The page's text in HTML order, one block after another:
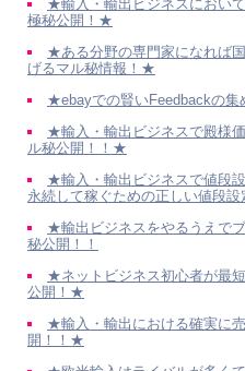
★輸入・輸出ビジネスにおい
極秘公開！★
★ある分野の専門家になれば
げるマル秘情報！★
★ebayでの賢いFeedbackの
★輸入・輸出ビジネスで殿様
ル秘公開！！★
★輸入・輸出ビジネスで値段
永続して稼ぐための正しい値段
★輸出ビジネスをやるうえで
秘公開！！
★ネットビジネス初心者が最
公開！★
★輸入・輸出における確実に
開！！★